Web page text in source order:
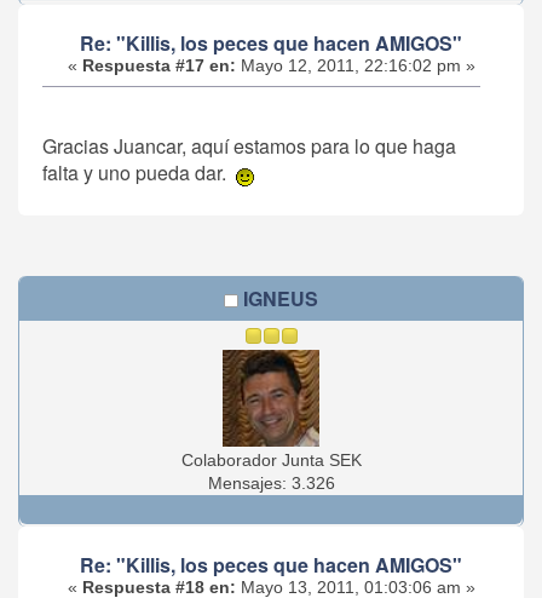
Re: "Killis, los peces que hacen AMIGOS"
« Respuesta #17 en: Mayo 12, 2011, 22:16:02 pm »
Gracias Juancar, aquí estamos para lo que haga
falta y uno pueda dar.
IGNEUS
Colaborador Junta SEK
Mensajes: 3.326
Re: "Killis, los peces que hacen AMIGOS"
« Respuesta #18 en: Mayo 13, 2011, 01:03:06 am »